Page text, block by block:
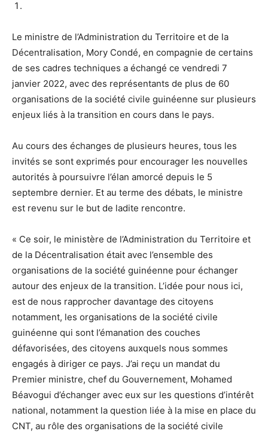
Le ministre de l’Administration du Territoire et de la
Décentralisation, Mory Condé, en compagnie de certains
de ses cadres techniques a échangé ce vendredi 7
janvier 2022, avec des représentants de plus de 60
organisations de la société civile guinéenne sur plusieurs
enjeux liés à la transition en cours dans le pays.
Au cours des échanges de plusieurs heures, tous les
invités se sont exprimés pour encourager les nouvelles
autorités à poursuivre l’élan amorcé depuis le 5
septembre dernier. Et au terme des débats, le ministre
est revenu sur le but de ladite rencontre.
« Ce soir, le ministère de l’Administration du Territoire et
de la Décentralisation était avec l’ensemble des
organisations de la société guinéenne pour échanger
autour des enjeux de la transition. L’idée pour nous ici,
est de nous rapprocher davantage des citoyens
notamment, les organisations de la société civile
guinéenne qui sont l’émanation des couches
défavorisées, des citoyens auxquels nous sommes
engagés à diriger ce pays. J’ai reçu un mandat du
Premier ministre, chef du Gouvernement, Mohamed
Béavogui d’échanger avec eux sur les questions d’intérêt
national, notamment la question liée à la mise en place du
CNT, au rôle des organisations de la société civile